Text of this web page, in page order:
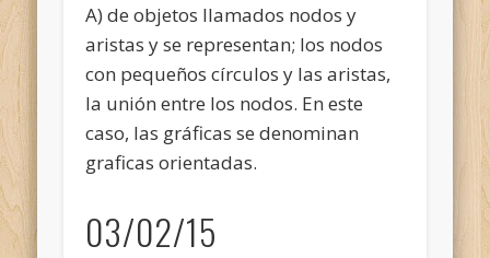
A) de objetos llamados nodos y
aristas y se representan; los nodos
con pequeños círculos y las aristas,
la unión entre los nodos. En este
caso, las gráficas se denominan
graficas orientadas.
03/02/15